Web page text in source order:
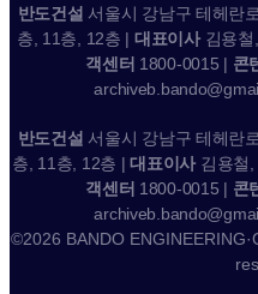
반도건설 서울시 강남구 테헤란
층, 11층, 12층 | 대표이사김용철
객센터 1800-0015 | 콘
반도건설 서울시 강남구 테헤란
층, 11층, 12층 |대표이사 김용철
객센터 1800-0015 | 콘
©2026 BANDO